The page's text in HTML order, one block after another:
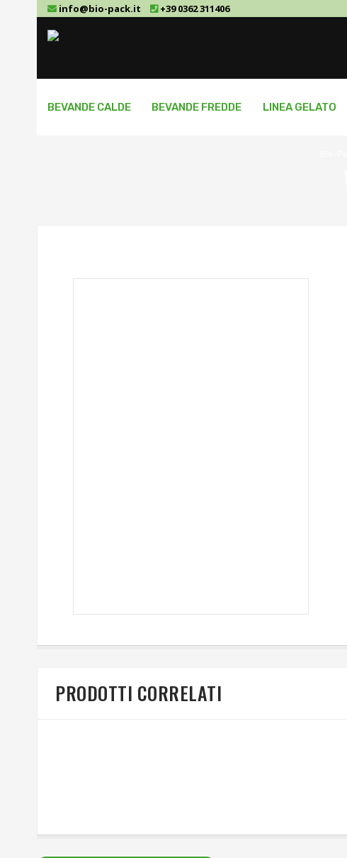
info@bio-pack.it +39 0362 311406
BEVANDE CALDE BEVANDE FREDDE LINEA GELATO
PRODOTTI CORRELATI